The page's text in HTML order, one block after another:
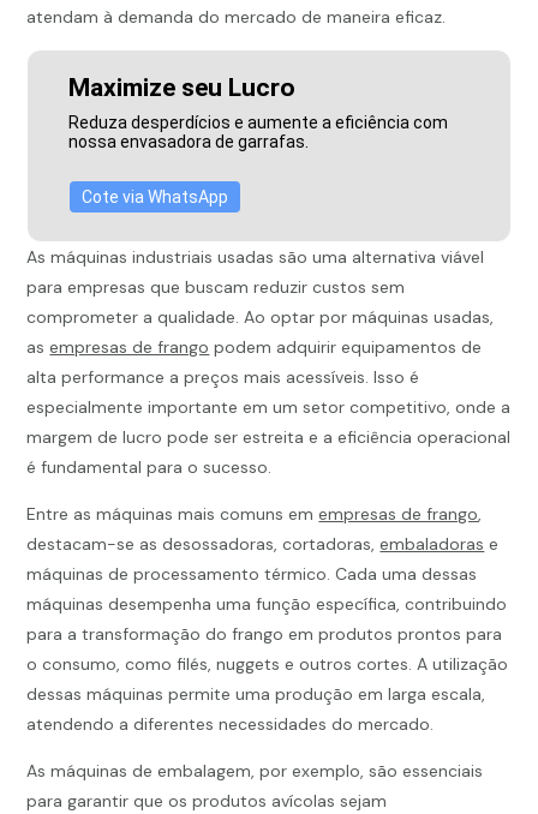
atendam à demanda do mercado de maneira eficaz.
Maximize seu Lucro
Reduza desperdícios e aumente a eficiência com
nossa envasadora de garrafas.
Cote via WhatsApp
As máquinas industriais usadas são uma alternativa viável
para empresas que buscam reduzir custos sem
comprometer a qualidade. Ao optar por máquinas usadas,
asempresas de frango podem adquirir equipamentos de
alta performance a preços mais acessíveis. Isso é
especialmente importante em um setor competitivo, onde a
margem de lucro pode ser estreita e a eficiência operacional
é fundamental para o sucesso.
Entre as máquinas mais comuns emempresas de frango,
destacam-se as desossadoras, cortadoras,embaladoras e
máquinas de processamento térmico. Cada uma dessas
máquinas desempenha uma função específica, contribuindo
para a transformação do frango em produtos prontos para
o consumo, como filés, nuggets e outros cortes. A utilização
dessas máquinas permite uma produção em larga escala,
atendendo a diferentes necessidades do mercado.
As máquinas de embalagem, por exemplo, são essenciais
para garantir que os produtos avícolas sejam